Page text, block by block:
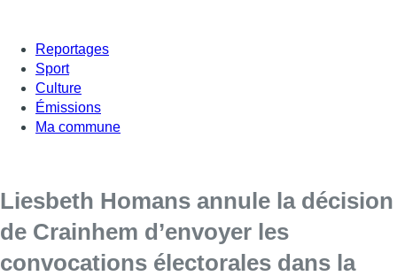
Reportages
Sport
Culture
Émissions
Ma commune
Liesbeth Homans annule la décision
de Crainhem d’envoyer les
convocations électorales dans la